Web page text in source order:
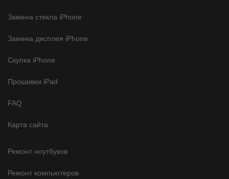
Замена стекла iPhone
Замена дисплея iPhone
Скупка iPhone
Прошивки iPad
FAQ
Карта сайта
Ремонт ноутбуков
Ремонт компьютеров